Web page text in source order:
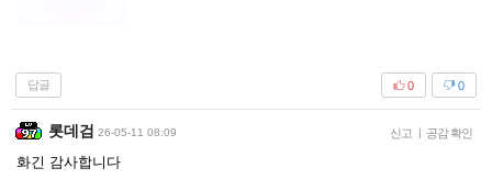
답글 0
0
롯데검 26-05-11 08:09 신고 | 공감 확인
화긴 감사합니다